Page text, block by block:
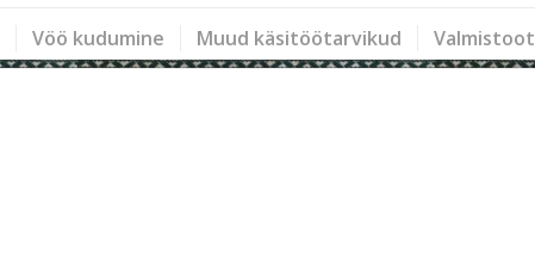
Vöö kudumine Muud käsitöötarvikud